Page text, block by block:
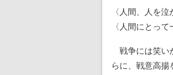
〈人間、人を
〈人間にとっ
戦争には笑い
らに、戦意高